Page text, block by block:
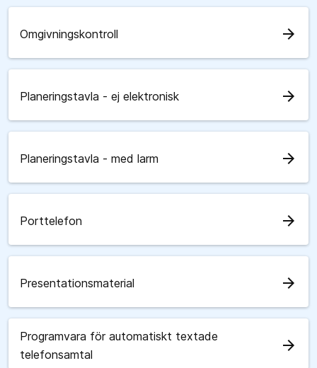
Omgivningskontroll arrow_forward
Planeringstavla - ej elektronisk arrow_forward
Planeringstavla - med larm arrow_forward
Porttelefon arrow_forward
Presentationsmaterial arrow_forward
Programvara för automatiskt textade
telefonsamtal
arrow_forward